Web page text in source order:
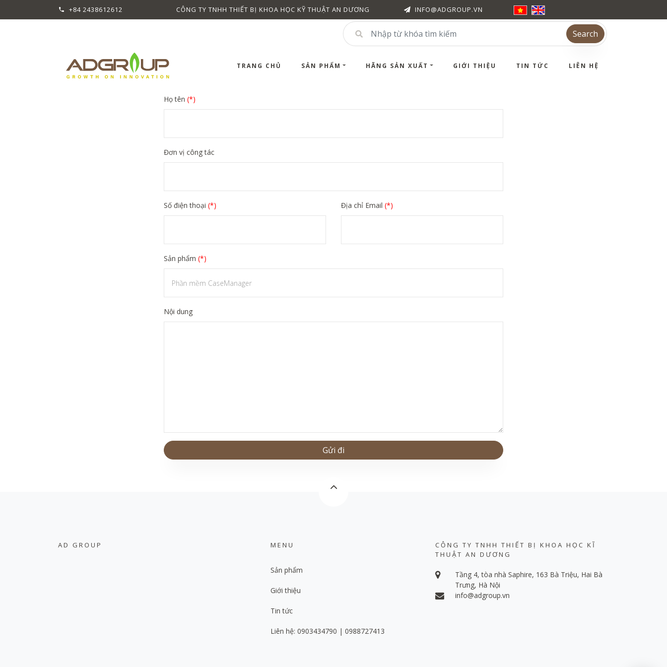
+84 2438612612 CÔNG TY TNHH THIẾT BỊ KHOA HỌC KỸ THUẬT AN DƯƠNG INFO@ADGROUP.VN
Search
TRANG CHỦ SẢN PHẨM HÃNG SẢN XUẤT GIỚI THIỆU TIN TỨC LIÊN HỆ
Họ tên(*)
Đơn vị công tác
Số điện thoại(*) Địa chỉ Email (*)
Sản phẩm(*)
Nội dung
AD GROUP MENU
Sản phẩm
Giới thiệu
Tin tức
Liên hệ: 0903434790 | 0988727413
CÔNG TY TNHH THIẾT BỊ KHOA HỌC KĨ
THUẬT AN DƯƠNG
Tầng 4, tòa nhà Saphire, 163 Bà Triệu, Hai Bà
Trưng, Hà Nội
info@adgroup.vn